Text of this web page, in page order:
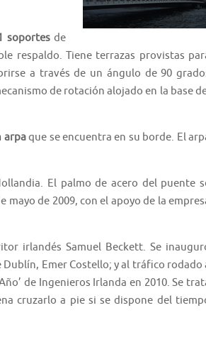
soportesde
respaldo. Tiene terrazas provistas
a través de un ángulo de 90
de rotación alojado en la base
arpaque se encuentra en su borde. El
El palmo de acero del puente
de 2009, con el apoyo de la
irlandés Samuel Beckett. Se
Emer Costello; y al tráfico rodado
de Ingenieros Irlanda en 2010. Se
cruzarlo a pie si se dispone del